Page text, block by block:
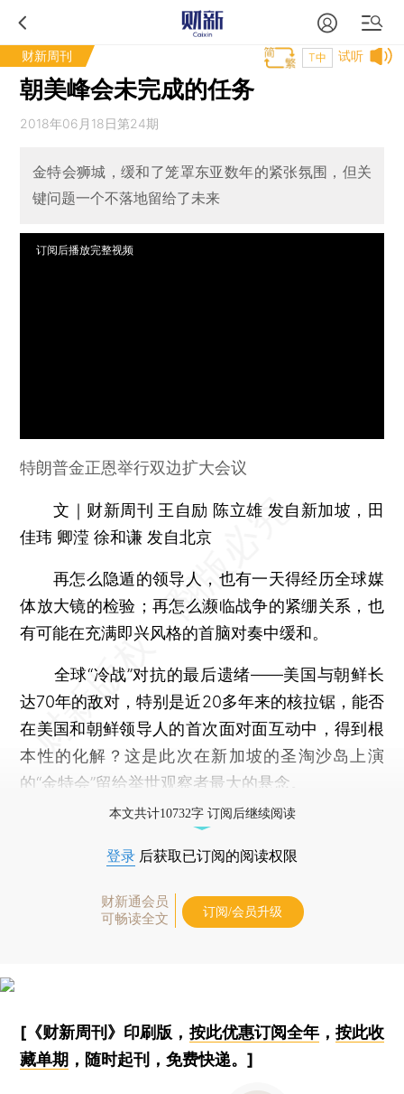
财新周刊 试听
T中
朝美峰会未完成的任务
2018年06月18日第24期
金特会狮城，缓和了笼罩东亚数年的紧张氛围，但关
键问题一个不落地留给了未来
订阅后播放完整视频
特朗普金正恩举行双边扩大会议
文｜财新周刊 王自励 陈立雄 发自新加坡，田
佳玮 卿滢 徐和谦 发自北京
再怎么隐遁的领导人，也有一天得经历全球媒
体放大镜的检验；再怎么濒临战争的紧绷关系，也
有可能在充满即兴风格的首脑对奏中缓和。
全球“冷战”对抗的最后遗绪——美国与朝鲜长
达70年的敌对，特别是近20多年来的核拉锯，能否
在美国和朝鲜领导人的首次面对面互动中，得到根
本性的化解？这是此次在新加坡的圣淘沙岛上演
的“金特会”留给举世观察者最大的悬念。
本文共计10732字 订阅后继续阅读
登录 后获取已订阅的阅读权限
财新通会员
可畅读全文
订阅/会员升级
[《财新周刊》印刷版， 按此优惠订阅全年， 按此收
藏单期 ，随时起刊，免费快递。]